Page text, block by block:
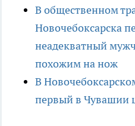
В общественном
Новочебоксарска
неадекватный
похожим на нож
В
первый в Чувашии